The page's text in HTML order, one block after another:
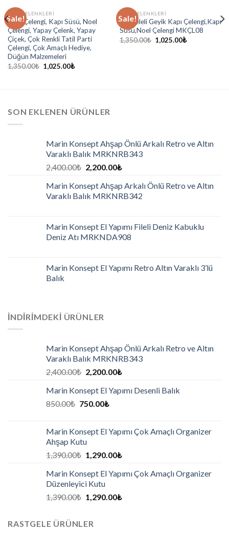
Sale!
KAPI ÇELENKLERI
Kapı Çelengi, Kapı Süsü, Noel
Çelengi, Yapay Çelenk, Yapay
Çiçek, Çok Renkli Tatil Parti
Çelengi, Çok Amaçlı Hediye,
Düğün Malzemeleri
1,350.00₺ 1,025.00₺
Sale!
KAPI ÇELENKLERI
Kurdeleli Geyik Kapı Çelengi,Kapı
Süsü,Noel Çelengi MKÇL08
1,350.00₺ 1,025.00₺
SON EKLENEN ÜRÜNLER
Marin Konsept Ahşap Önlü Arkalı Retro ve Altın
Varaklı Balık MRKNRB343
2,400.00₺ 2,200.00₺
Marin Konsept Ahşap Arkalı Önlü Retro ve Altın
Varaklı Balık MRKNRB342
Marin Konsept El Yapımı Fileli Deniz Kabuklu
Deniz Atı MRKNDA908
Marin Konsept El Yapımı Retro Altın Varaklı 3’lü
Balık
İNDIRIMDEKI ÜRÜNLER
Marin Konsept Ahşap Önlü Arkalı Retro ve Altın
Varaklı Balık MRKNRB343
2,400.00₺ 2,200.00₺
Marin Konsept El Yapımı Desenli Balık
850.00₺ 750.00₺
Marin Konsept El Yapımı Çok Amaçlı Organizer
Ahşap Kutu
1,390.00₺ 1,290.00₺
Marin Konsept El Yapımı Çok Amaçlı Organizer
Düzenleyici Kutu
1,390.00₺ 1,290.00₺
RASTGELE ÜRÜNLER